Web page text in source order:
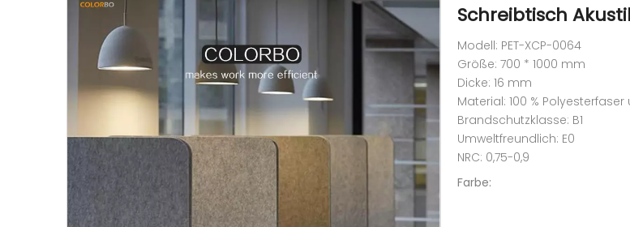
Schreibtisch
Modell: PET-XCP-0064
Größe: 700 * 1000 mm
Dicke: 16 mm
Material: 100 %
Brandschutzklasse: B1
Umweltfreundlich: E0
NRC: 0,75-0,9
Farbe: